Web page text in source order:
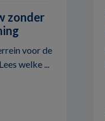
zonder
voor de
welke ...